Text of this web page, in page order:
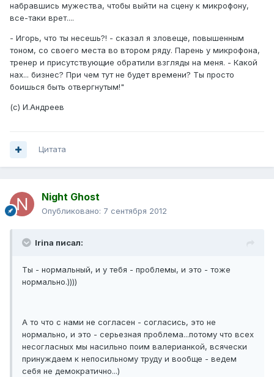
набравшись мужества, чтобы выйти на сцену к микрофону,
все-таки врет....
- Игорь, что ты несешь?! - сказал я зловеще, повышенным
тоном, со своего места во втором ряду. Парень у микрофона,
тренер и присутствующие обратили взгляды на меня. - Какой
нах... бизнес? При чем тут не будет времени? Ты просто
боишься быть отвергнутым!"
(с) И.Андреев
Цитата
Night Ghost
Опубликовано: 7 сентября 2012
Irina писал:
Ты - нормальный, и у тебя - проблемы, и это - тоже
нормально.))))
А то что с нами не согласен - согласись, это не
нормально, и это - серьезная проблема...потому что всех
несогласных мы насильно поим валерианкой, всячески
принуждаем к непосильному труду и вообще - ведем
себя не демократично...)